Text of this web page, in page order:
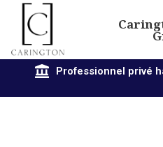
Professionnel privé